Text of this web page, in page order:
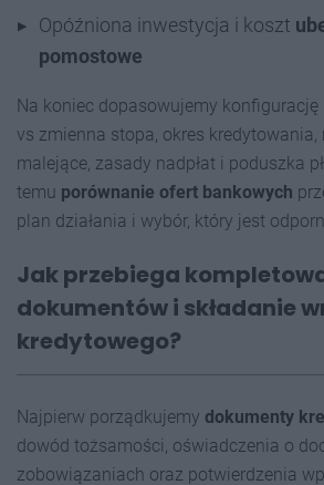
Opóźniona inwestycja i koszt
pomostowe
Na koniec dopasowujemy konfigurację
vs zmienna stopa, okres kredytowania,
malejące, zasady nadpłat i poduszka
temu porównanie ofert bankowych
plan działania i wybór, który jest
Jak przebiega
dokumentów i składanie
kredytowego?
Najpierw porządkujemy dokumenty
dowód tożsamości, oświadczenia o
zobowiązaniach oraz potwierdzenia